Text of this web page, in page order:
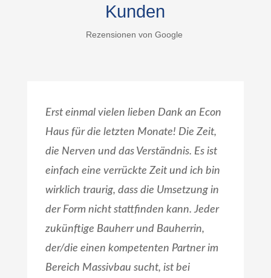
Kunden
Rezensionen von Google
Erst einmal vielen lieben Dank an Econ
Haus für die letzten Monate! Die Zeit,
die Nerven und das Verständnis. Es ist
einfach eine verrückte Zeit und ich bin
wirklich traurig, dass die Umsetzung in
der Form nicht stattfinden kann. Jeder
zukünftige Bauherr und Bauherrin,
der/die einen kompetenten Partner im
Bereich Massivbau sucht, ist bei